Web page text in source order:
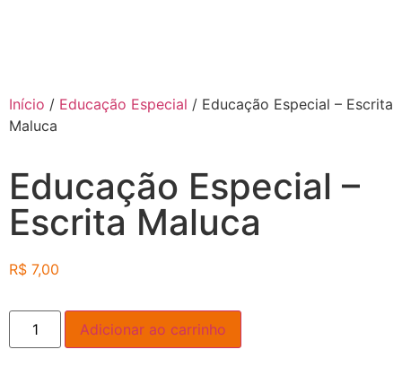
Início / Educação Especial / Educação Especial – Escrita
Maluca
Educação Especial –
Escrita Maluca
R$ 7,00
Adicionar ao carrinho